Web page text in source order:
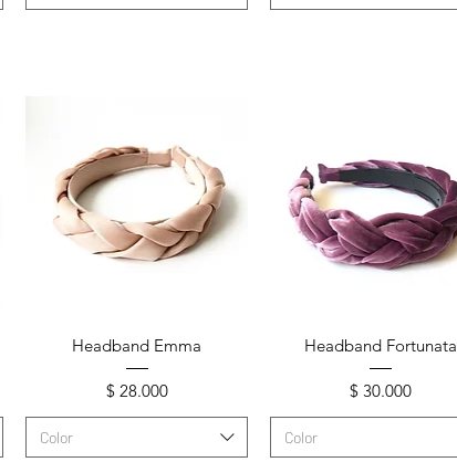
Vista rápida
Headband Emma
Precio
$ 28.000
Color
Vista rápida
Headband Fortunata
Precio
$ 30.000
Color